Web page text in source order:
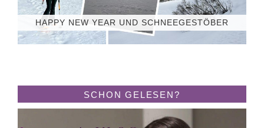
HAPPY NEW YEAR UND SCHNEEGESTÖBER
SCHON GELESEN?